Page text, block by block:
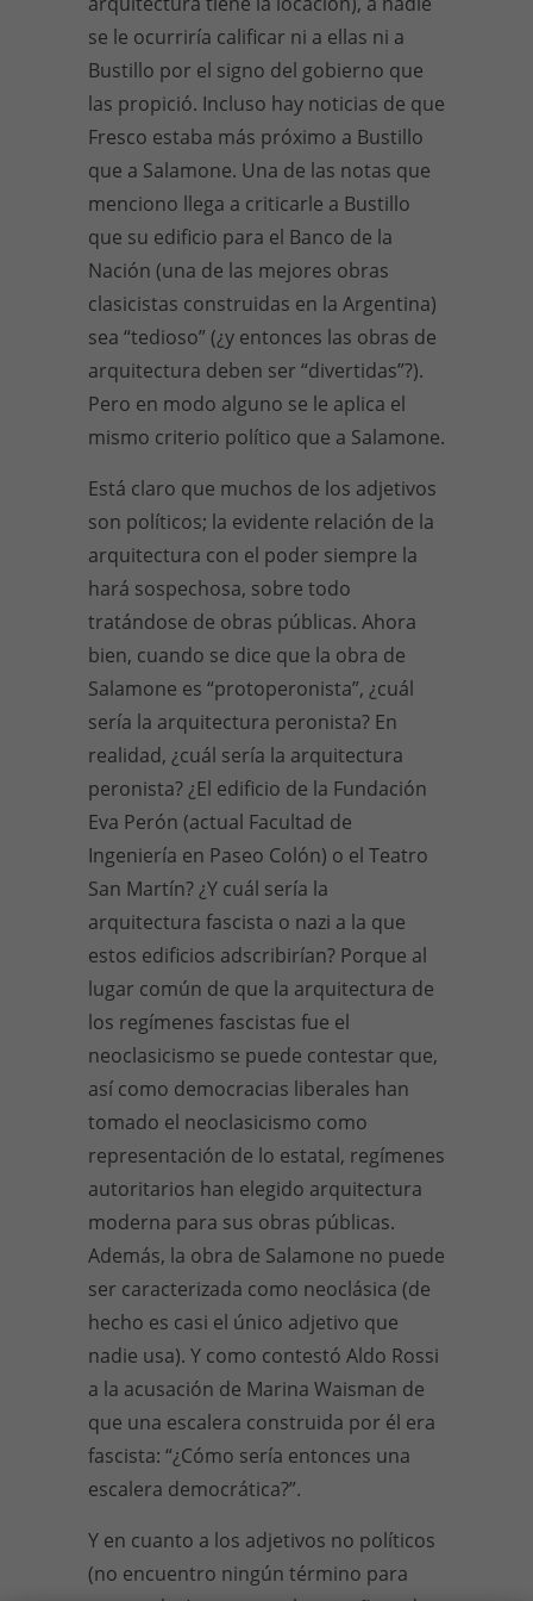
se le ocurriría calificar ni a ellas ni a
Bustillo por el signo del gobierno que
las propició. Incluso hay noticias de que
Fresco estaba más próximo a Bustillo
que a Salamone. Una de las notas que
menciono llega a criticarle a Bustillo
que su edificio para el Banco de la
Nación (una de las mejores obras
clasicistas construidas en la Argentina)
sea “tedioso” (¿y entonces las obras de
arquitectura deben ser “divertidas”?).
Pero en modo alguno se le aplica el
mismo criterio político que a Salamone.
Está claro que muchos de los adjetivos
son políticos; la evidente relación de la
arquitectura con el poder siempre la
hará sospechosa, sobre todo
tratándose de obras públicas. Ahora
bien, cuando se dice que la obra de
Salamone es “protoperonista”, ¿cuál
sería la arquitectura peronista? En
realidad, ¿cuál sería la arquitectura
peronista? ¿El edificio de la Fundación
Eva Perón (actual Facultad de
Ingeniería en Paseo Colón) o el Teatro
San Martín? ¿Y cuál sería la
arquitectura fascista o nazi a la que
estos edificios adscribirían? Porque al
lugar común de que la arquitectura de
los regímenes fascistas fue el
neoclasicismo se puede contestar que,
así como democracias liberales han
tomado el neoclasicismo como
representación de lo estatal, regímenes
autoritarios han elegido arquitectura
moderna para sus obras públicas.
Además, la obra de Salamone no puede
ser caracterizada como neoclásica (de
hecho es casi el único adjetivo que
nadie usa). Y como contestó Aldo Rossi
a la acusación de Marina Waisman de
que una escalera construida por él era
fascista: “¿Cómo sería entonces una
escalera democrática?”.
Y en cuanto a los adjetivos no políticos
(no encuentro ningún término para